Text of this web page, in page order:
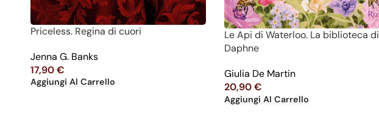
Priceless. Regina di cuori
Jenna G. Banks
17,90€
Aggiungi Al Carrello
Le Api di Waterloo. La biblioteca di
Daphne
Giulia De Martin
20,90€
Aggiungi Al Carrello